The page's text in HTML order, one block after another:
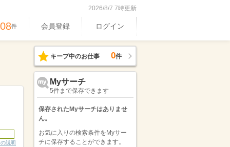
2026/8/7 7時更新
件 会員登録 ログイン
説明
キープ中のお仕事 0件
Myサーチ
5件まで保存できます
保存されたMyサーチはありませ
ん。
お気に入りの検索条件をMyサー
チに保存することができます。